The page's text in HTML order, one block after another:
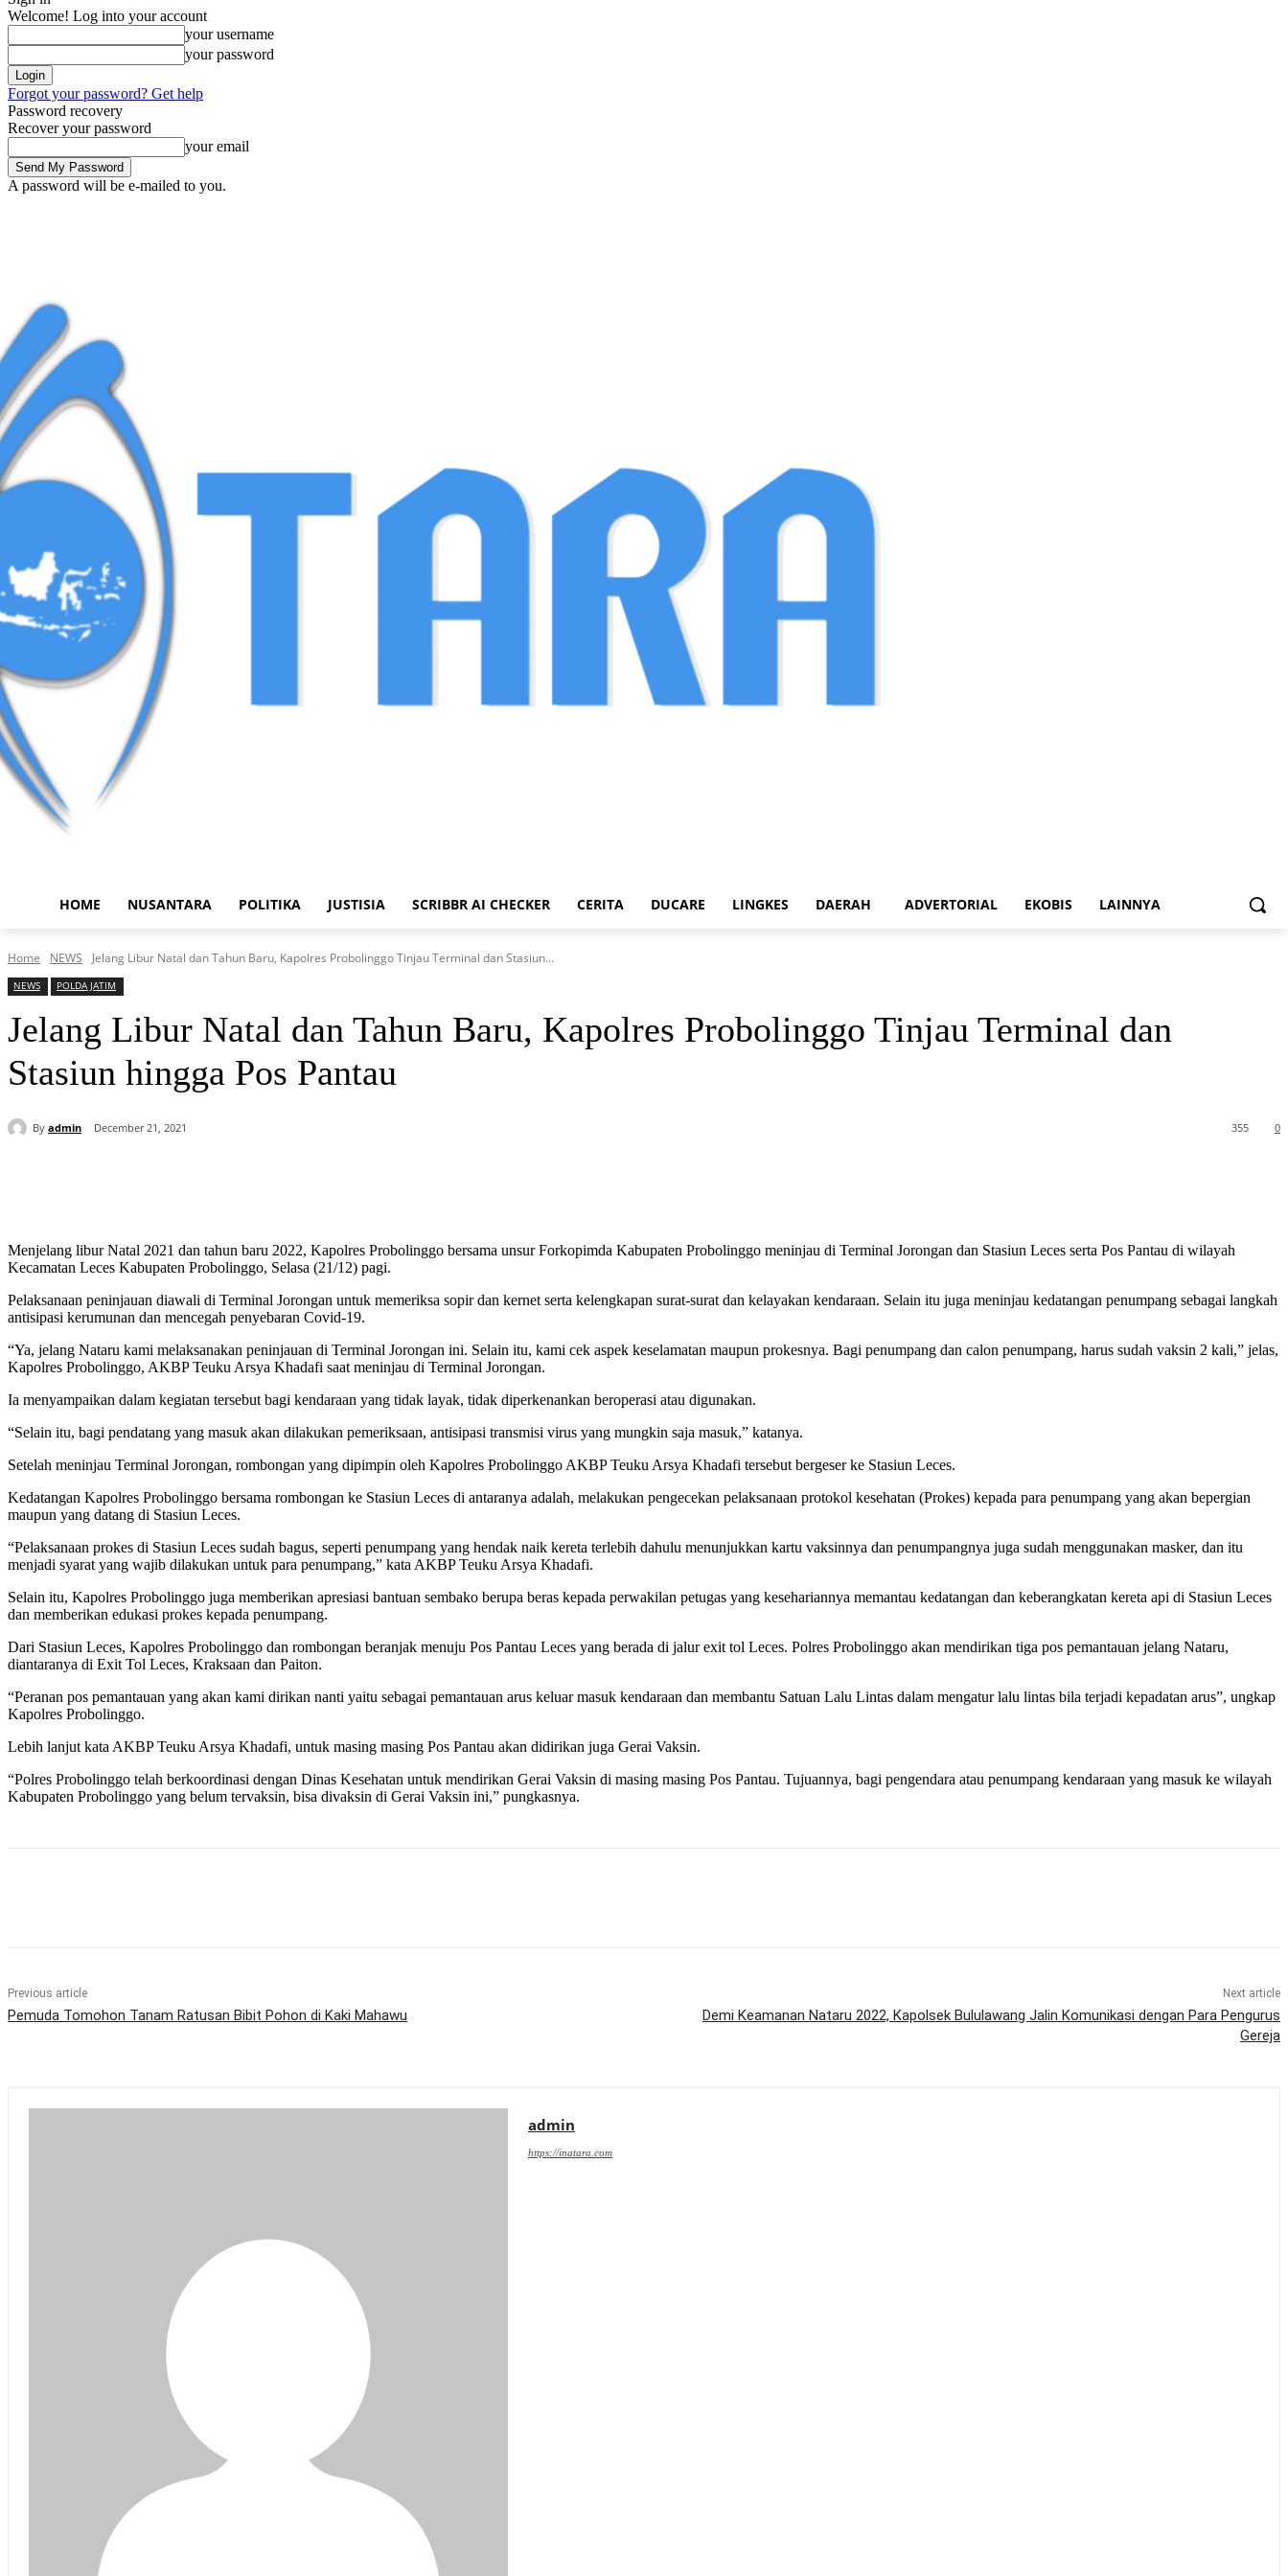
Welcome! Log into your account
your username
your password
Forgot your password? Get help
Password recovery
Recover your password
your email
A password will be e-mailed to you.
HOME NUSANTARA POLITIKA JUSTISIA SCRIBBR AI CHECKER CERITA DUCARE LINGKES DAERAH ADVERTORIAL EKOBIS LAINNYA
Home NEWS Jelang Libur Natal dan Tahun Baru, Kapolres Probolinggo Tinjau Terminal dan Stasiun...
NEWS POLDA JATIM
Jelang Libur Natal dan Tahun Baru, Kapolres Probolinggo Tinjau Terminal dan
Stasiun hingga Pos Pantau
By admin December 21, 2021 0
355
Menjelang libur Natal 2021 dan tahun baru 2022, Kapolres Probolinggo bersama unsur Forkopimda Kabupaten Probolinggo meninjau di Terminal Jorongan dan Stasiun Leces serta Pos Pantau di wilayah
Kecamatan Leces Kabupaten Probolinggo, Selasa (21/12) pagi.
Pelaksanaan peninjauan diawali di Terminal Jorongan untuk memeriksa sopir dan kernet serta kelengkapan surat-surat dan kelayakan kendaraan. Selain itu juga meninjau kedatangan penumpang sebagai langkah
antisipasi kerumunan dan mencegah penyebaran Covid-19.
“Ya, jelang Nataru kami melaksanakan peninjauan di Terminal Jorongan ini. Selain itu, kami cek aspek keselamatan maupun prokesnya. Bagi penumpang dan calon penumpang, harus sudah vaksin 2 kali,” jelas,
Kapolres Probolinggo, AKBP Teuku Arsya Khadafi saat meninjau di Terminal Jorongan.
Ia menyampaikan dalam kegiatan tersebut bagi kendaraan yang tidak layak, tidak diperkenankan beroperasi atau digunakan.
“Selain itu, bagi pendatang yang masuk akan dilakukan pemeriksaan, antisipasi transmisi virus yang mungkin saja masuk,” katanya.
Setelah meninjau Terminal Jorongan, rombongan yang dipimpin oleh Kapolres Probolinggo AKBP Teuku Arsya Khadafi tersebut bergeser ke Stasiun Leces.
Kedatangan Kapolres Probolinggo bersama rombongan ke Stasiun Leces di antaranya adalah, melakukan pengecekan pelaksanaan protokol kesehatan (Prokes) kepada para penumpang yang akan bepergian
maupun yang datang di Stasiun Leces.
“Pelaksanaan prokes di Stasiun Leces sudah bagus, seperti penumpang yang hendak naik kereta terlebih dahulu menunjukkan kartu vaksinnya dan penumpangnya juga sudah menggunakan masker, dan itu
menjadi syarat yang wajib dilakukan untuk para penumpang,” kata AKBP Teuku Arsya Khadafi.
Selain itu, Kapolres Probolinggo juga memberikan apresiasi bantuan sembako berupa beras kepada perwakilan petugas yang kesehariannya memantau kedatangan dan keberangkatan kereta api di Stasiun Leces
dan memberikan edukasi prokes kepada penumpang.
Dari Stasiun Leces, Kapolres Probolinggo dan rombongan beranjak menuju Pos Pantau Leces yang berada di jalur exit tol Leces. Polres Probolinggo akan mendirikan tiga pos pemantauan jelang Nataru,
diantaranya di Exit Tol Leces, Kraksaan dan Paiton.
“Peranan pos pemantauan yang akan kami dirikan nanti yaitu sebagai pemantauan arus keluar masuk kendaraan dan membantu Satuan Lalu Lintas dalam mengatur lalu lintas bila terjadi kepadatan arus”, ungkap
Kapolres Probolinggo.
Lebih lanjut kata AKBP Teuku Arsya Khadafi, untuk masing masing Pos Pantau akan didirikan juga Gerai Vaksin.
“Polres Probolinggo telah berkoordinasi dengan Dinas Kesehatan untuk mendirikan Gerai Vaksin di masing masing Pos Pantau. Tujuannya, bagi pengendara atau penumpang kendaraan yang masuk ke wilayah
Kabupaten Probolinggo yang belum tervaksin, bisa divaksin di Gerai Vaksin ini,” pungkasnya.
Previous article
Pemuda Tomohon Tanam Ratusan Bibit Pohon di Kaki Mahawu
Next article
Demi Keamanan Nataru 2022, Kapolsek Bululawang Jalin Komunikasi dengan Para Pengurus
Gereja
admin
https://inatara.com